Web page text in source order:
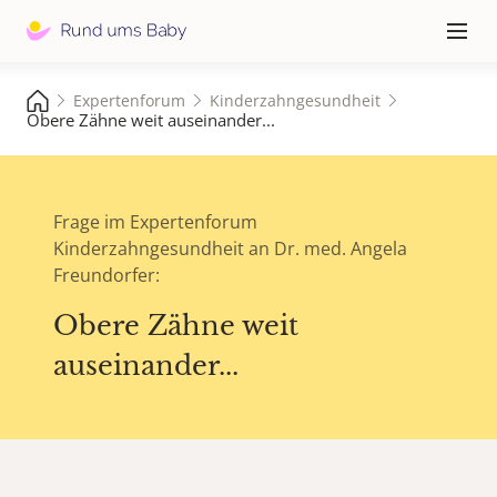
≡
Expertenforum Kinderzahngesundheit
Obere Zähne weit auseinander...
Frage im Expertenforum
Kinderzahngesundheit an Dr. med. Angela
Freundorfer:
Obere Zähne weit
auseinander...